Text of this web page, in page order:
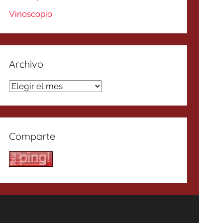
Vinoscopio
Archivo
Archivo
Comparte